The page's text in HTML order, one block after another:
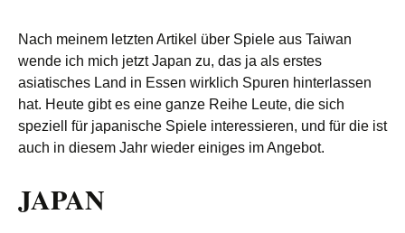
Nach meinem letzten Artikel über Spiele aus Taiwan
wende ich mich jetzt Japan zu, das ja als erstes
asiatisches Land in Essen wirklich Spuren hinterlassen
hat. Heute gibt es eine ganze Reihe Leute, die sich
speziell für japanische Spiele interessieren, und für die ist
auch in diesem Jahr wieder einiges im Angebot.
JAPAN